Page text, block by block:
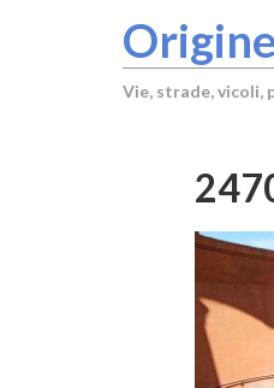
Vie, strade, vicoli,